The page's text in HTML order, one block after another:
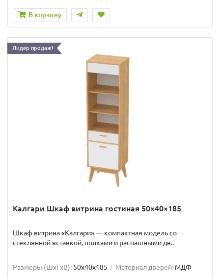
В корзину
Лидер продаж!
Калгари Шкаф витрина гостиная 50×40×185
Шкаф витрина «Калгари» — компактная модель со
стеклянной вставкой, полками и распашными дв..
Размеры (ШxГxВ): 50x40x185 Материал дверей: МДФ